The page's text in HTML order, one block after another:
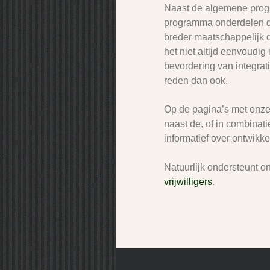
Naast de algemene
programma onderdelen
breder maatschappelijk
het niet altijd eenvoudig
bevordering van
reden dan ook.
Op de pagina’s met
naast de, of in
informatief over
Natuurlijk ondersteunt
vrijwilligers.